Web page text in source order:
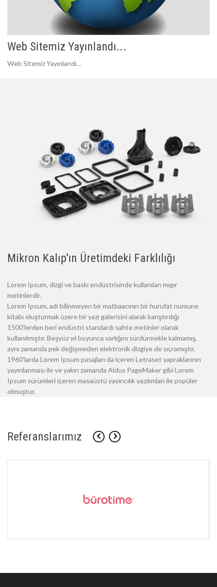
Web Sitemiz Yayınlandı...
Web Sitemiz Yayınlandı...
Mikron Kalıp'ın Üretimdeki Farklılığı
Lorem Ipsum, dizgi ve baskı endüstrisinde kullanılan mıgır
metinlerdir.
Lorem Ipsum, adı bilinmeyen bir matbaacının bir hurufat numune
kitabı oluşturmak üzere bir yazı galerisini alarak karıştırdığı
1500'lerden beri endüstri standardı sahte metinler olarak
kullanılmıştır. Beşyüz yıl boyunca varlığını sürdürmekle kalmamış,
aynı zamanda pek değişmeden elektronik dizgiye de sıçramıştır.
1960'larda Lorem Ipsum pasajları da içeren Letraset yapraklarının
yayınlanması ile ve yakın zamanda Aldus PageMaker gibi Lorem
Ipsum sürümleri içeren masaüstü yayıncılık yazılımları ile popüler
olmuştur.
Referanslarımız